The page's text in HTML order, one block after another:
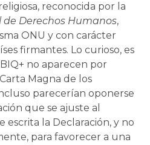
reconocida por la
de Derechos Humanos,
ONU y con carácter
firmantes. Lo curioso, es
no aparecen por
Magna de los
parecerían oponerse
que se ajuste al
la Declaración, y no
para favorecer a una